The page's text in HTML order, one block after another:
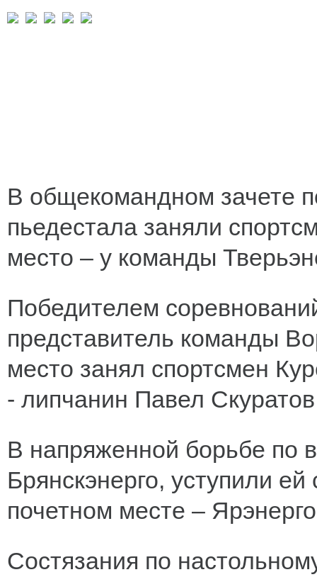
В общекомандном зачете
пьедестала заняли
место – у команды
Победителем
представитель команды
место занял спортсмен
- липчанин Павел
В напряженной борьбе по
Брянскэнерго, уступили
почетном месте –
Состязания по